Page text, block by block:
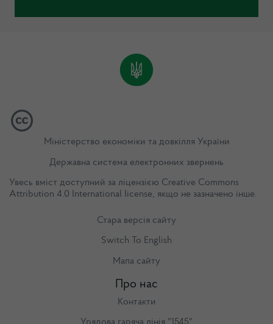
Міністерство економіки та довкілля України
Державна система електронних звернень
Увесь вміст доступний за ліцензією Creative Commons
Attribution 4.0 International license, якщо не зазначено інше.
Стара версія сайту
Switch To English
Мапа сайту
Про нас
Контакти